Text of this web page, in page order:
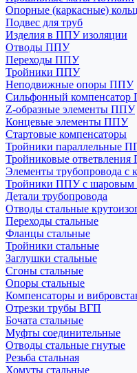
Опорные (каркасные)
Подвес для труб
Изделия в ППУ изоляции
Отводы ППУ
Переходы ППУ
Тройники ППУ
Неподвижные опоры ППУ
Cильфонный
Z-образные элементы ППУ
Концевые элементы ППУ
Стартовые компенсаторы
Тройники параллельные
Тройниковые
Элементы трубопровода с
Тройники ППУ с шаровым
Детали трубопровода
Отводы стальные
Переходы стальные
Фланцы стальные
Тройники стальные
Заглушки стальные
Сгоны стальные
Опоры стальные
Компенсаторы и
Отрезки трубы ВГП
Бочата стальные
Муфты соединительные
Отводы стальные гнутые
Резьба стальная
Хомуты стальные